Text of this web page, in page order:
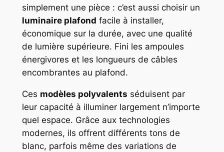
simplement une pièce : c’est aussi choisir un
luminaire plafond facile à installer,
économique sur la durée, avec une qualité
de lumière supérieure. Fini les ampoules
énergivores et les longueurs de câbles
encombrantes au plafond.
Ces modèles polyvalents séduisent par
leur capacité à illuminer largement n’importe
quel espace. Grâce aux technologies
modernes, ils offrent différents tons de
blanc, parfois même des variations de